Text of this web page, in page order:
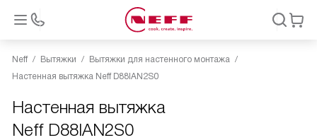
Neff Вытяжки
Вытяжки для настенного монтажа
Настенная вытяжка Neff D88IAN2S0
Настенная вытяжка
Neff D88IAN2S0